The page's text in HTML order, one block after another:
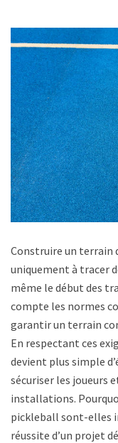
Construire un terrain
uniquement à tracer
même le début des
compte les normes
garantir un terrain
En respectant ces
devient plus simple
sécuriser les joueurs
installations.
pickleball sont-elles
réussite d’un projet